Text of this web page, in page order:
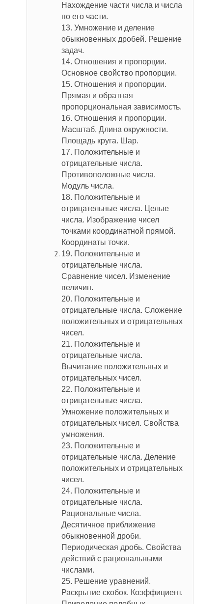
Нахождение части числа и числа
по его части.
13. Умножение и деление
обыкновенных дробей. Решение
задач.
14. Отношения и пропорции.
Основное свойство пропорции.
15. Отношения и пропорции.
Прямая и обратная
пропорциональная зависимость.
16. Отношения и пропорции.
Масштаб, Длина окружности.
Площадь круга. Шар.
17. Положительные и
отрицательные числа.
Противоположные числа.
Модуль числа.
18. Положительные и
отрицательные числа. Целые
числа. Изображение чисел
точками координатной прямой.
Координаты точки.
19. Положительные и
отрицательные числа.
Сравнение чисел. Изменение
величин.
20. Положительные и
отрицательные числа. Сложение
положительных и отрицательных
чисел.
21. Положительные и
отрицательные числа.
Вычитание положительных и
отрицательных чисел.
22. Положительные и
отрицательные числа.
Умножение положительных и
отрицательных чисел. Свойства
умножения.
23. Положительные и
отрицательные числа. Деление
положительных и отрицательных
чисел.
24. Положительные и
отрицательные числа.
Рациональные числа.
Десятичное приближение
обыкновенной дроби.
Периодическая дробь. Свойства
действий с рациональными
числами.
25. Решение уравнений.
Раскрытие скобок. Коэффициент.